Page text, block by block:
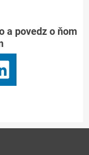
a povedz o ňom